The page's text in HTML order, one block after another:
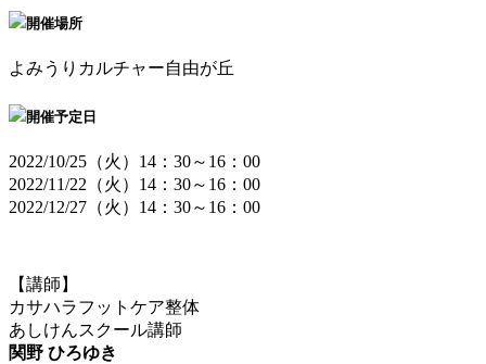
開催場所
よみうりカルチャー自由が丘
開催予定日
2022/10/25（火）14：30～16：00
2022/11/22（火）14：30～16：00
2022/12/27（火）14：30～16：00
【講師】
カサハラフットケア整体
あしけんスクール講師
関野 ひろゆき